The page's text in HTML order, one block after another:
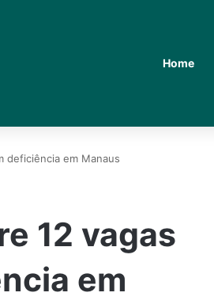
Home
deficiência em Manaus
12 vagas
em